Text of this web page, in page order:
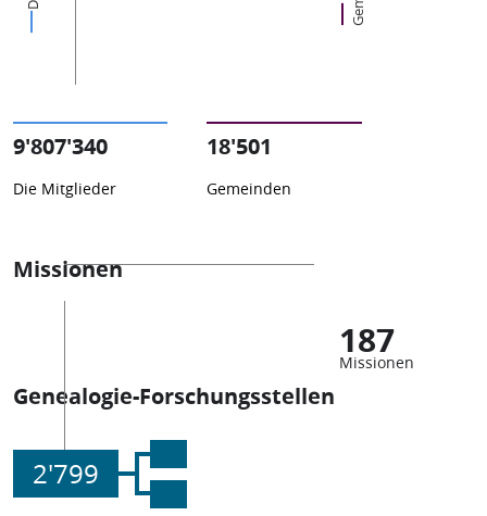
9'807'340
Die Mitglieder
18'501
Gemeinden
Missionen
187
Missionen
Genealogie-Forschungsstellen
2'799